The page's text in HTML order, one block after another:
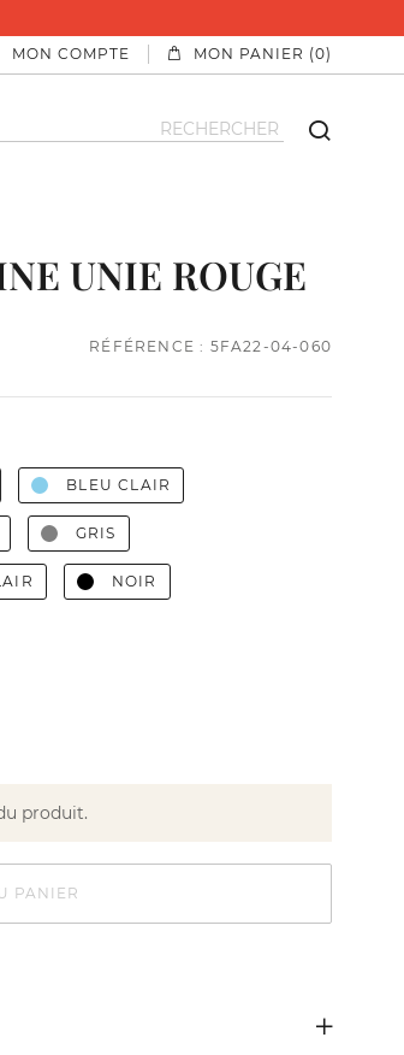
MON COMPTE MON PANIER (0)
UNIE ROUGE
RÉFÉRENCE : 5FA22-04-060
BLEU CLAIR
GRIS
NOIR
produit.
PANIER